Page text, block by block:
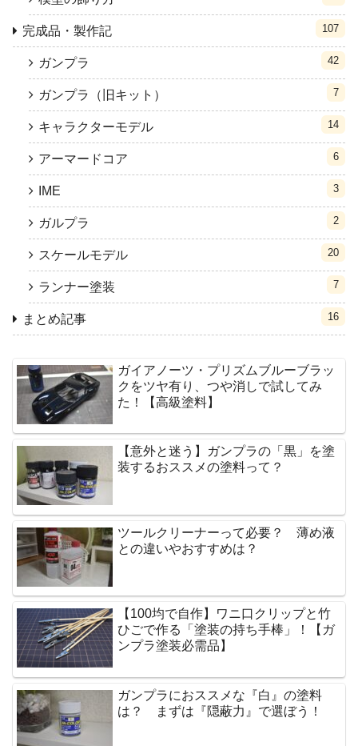
完成品・製作記 107
ガンプラ 42
ガンプラ（旧キット） 7
キャラクターモデル 14
アーマードコア 6
IME 3
ガルプラ 2
スケールモデル 20
ランナー塗装 7
まとめ記事 16
ガイアノーツ・プリズムブルーブラッ
クをツヤ有り、つや消しで試してみ
た！【高級塗料】
【意外と迷う】ガンプラの「黒」を塗
装するおススメの塗料って？
ツールクリーナーって必要？ 薄め液
との違いやおすすめは？
【100均で自作】ワニ口クリップと竹
ひごで作る「塗装の持ち手棒」！【ガ
ンプラ塗装必需品】
ガンプラにおススメな『白』の塗料
は？ まずは『隠蔽力』で選ぼう！